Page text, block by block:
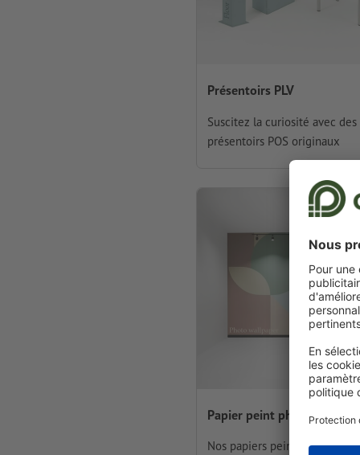
Présentoirs PLV
Suscitez la curiosité avec des
présentoirs POS originaux
Papier peint photo
Nos papiers peints donnent